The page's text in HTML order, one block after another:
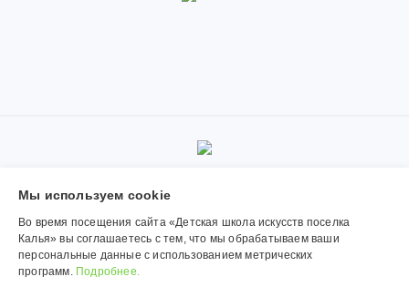
© 2019-2026, Муниципальное автономное учреждение
дополнительного образования «Детская школа искусств поселка
Калья». Использование материалов сайта согласуется с
администрацией учреждения.
Обработка персональных данных
Мы используем сookie
Во время посещения сайта «Детская школа искусств поселка
Калья» вы соглашаетесь с тем, что мы обрабатываем ваши
персональные данные с использованием метрических
программ. Подробнее.